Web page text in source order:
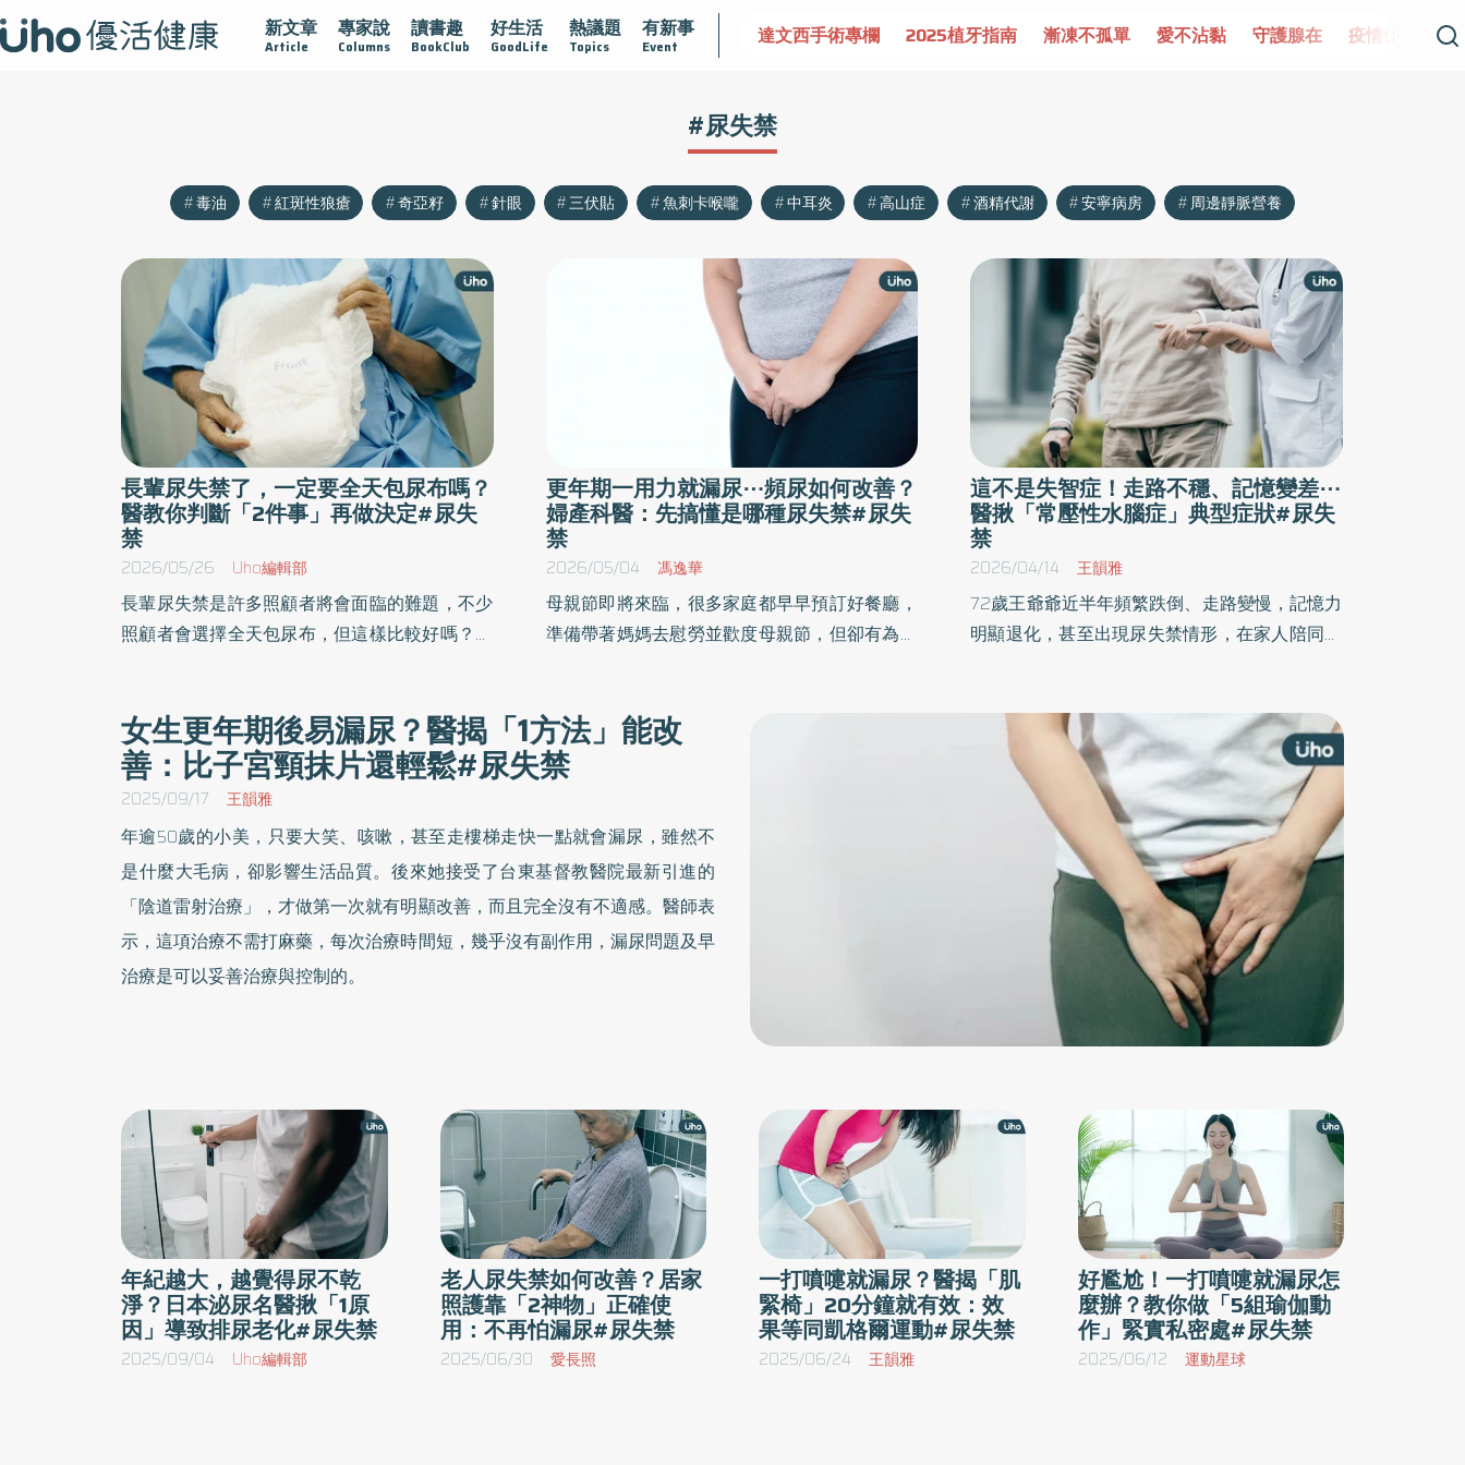
新文章
Article
專家說
Columns
讀書趣
BookClub
好生活
GoodLife
熱議題
Topics
有新事
Event
黏 守護腺在 疫情保衛戰 再生醫學 愛的未來視 認識攝護腺肥大 守護骨骼健康 達文西手術專欄 2025植牙指南 漸凍不孤單 愛不沾黏 守護腺在 疫情保衛戰
#尿失禁
毒油 紅斑性狼瘡 奇亞籽 針眼 三伏貼 魚刺卡喉嚨 中耳炎 高山症 酒精代謝 安寧病房 周邊靜脈營養
長輩尿失禁了，一定要全天包尿布嗎？
醫教你判斷「2件事」再做決定#尿失
禁
2026/05/26 Uho編輯部
長輩尿失禁是許多照顧者將會面臨的難題，不少
照顧者會選擇全天包尿布，但這樣比較好嗎？台
實踐方法，並引導讀者了解被照顧者的需求，更
進一步認知照顧工作上的考量，以更多同理心去
創造和諧、共好的照顧關係。以下為原書摘文：
更年期一用力就漏尿⋯頻尿如何改善？
婦產科醫：先搞懂是哪種尿失禁#尿失
禁
2026/05/04 馮逸華
母親節即將來臨，很多家庭都早早預訂好餐廳，
準備帶著媽媽去慰勞並歡度母親節，但卻有為數
知道子女孝順，但對於原因真的是難以啟齒，追
根究底共同的原因為尿失禁，擔心在外面上廁所
需要等待不方便，甚至來不及就尿了出來，深怕
這不是失智症！走路不穩、記憶變差⋯
醫揪「常壓性水腦症」典型症狀#尿失
禁
2026/04/14 王韻雅
72歲王爺爺近半年頻繁跌倒、走路變慢，記憶力
明顯退化，甚至出現尿失禁情形，在家人陪同下
磁性步態，安排腦部電腦斷層檢查後，影像顯示
雙側腦室不成比例擴大，確診為「常壓性水腦
症」。
女生更年期後易漏尿？醫揭「1方法」能改
善：比子宮頸抹片還輕鬆#尿失禁
2025/09/17 王韻雅
年逾50歲的小美，只要大笑、咳嗽，甚至走樓梯走快一點就會漏尿，雖然不
是什麼大毛病，卻影響生活品質。後來她接受了台東基督教醫院最新引進的
「陰道雷射治療」，才做第一次就有明顯改善，而且完全沒有不適感。醫師表
示，這項治療不需打麻藥，每次治療時間短，幾乎沒有副作用，漏尿問題及早
治療是可以妥善治療與控制的。
年紀越大，越覺得尿不乾
淨？日本泌尿名醫揪「1原
因」導致排尿老化#尿失禁
2025/09/04 Uho編輯部
老人尿失禁如何改善？居家
照護靠「2神物」正確使
用：不再怕漏尿#尿失禁
2025/06/30 愛長照
一打噴嚏就漏尿？醫揭「肌
緊椅」20分鐘就有效：效
果等同凱格爾運動#尿失禁
2025/06/24 王韻雅
好尷尬！一打噴嚏就漏尿怎
麼辦？教你做「5組瑜伽動
作」緊實私密處#尿失禁
2025/06/12 運動星球